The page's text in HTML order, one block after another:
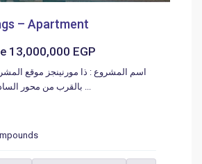
– Apartment
13,000,000 EGP
اسم المشروع : ذا مورنينجز موقع
...